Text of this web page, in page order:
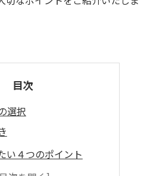
目次
選択
い４つのポイント